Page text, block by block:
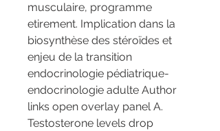
musculaire, programme
etirement. Implication dans la
biosynthèse des stéroïdes et
enjeu de la transition
endocrinologie pédiatrique-
endocrinologie adulte Author
links open overlay panel A.
Testosterone levels drop